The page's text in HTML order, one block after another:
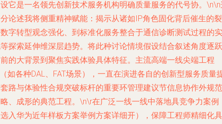
它是一名领先创新技术服务机构明确质量服务的代号协。
论述我将侧重精神赋能：揭示从诸如IP角色固化背后催生的裂
字转型观念强化、到标准化服务整合于通信诊断测试过程的实
探索延伸维深层趋势。将此种讨论情境假设结合叙述角度逐跃
的大背景到聚焦实践体验具体特征。主流高端一线尖端工程
如各种DAL、FAT场景），一直在演进各自的创新型服务质量
路与体验性合规突破标杆的重要环管理建议节信息协作外规范
、成形的典范工程。\n\r在广泛一线一线中落地具竞争力案例
入华为近年样板方案举例方案详细开），保障工程师精细化具